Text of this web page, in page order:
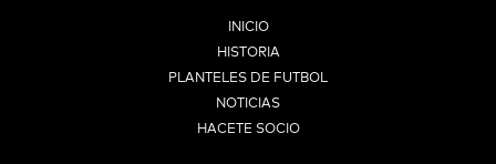
INICIO
HISTORIA
PLANTELES DE FUTBOL
NOTICIAS
HACETE SOCIO